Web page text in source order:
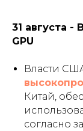
31 августа
GPU
Власти
Китай,
согласно